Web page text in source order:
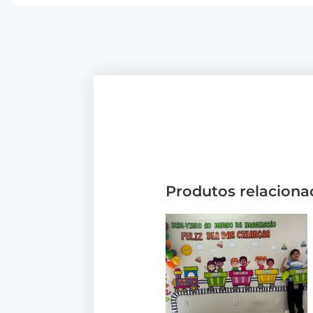
Produtos